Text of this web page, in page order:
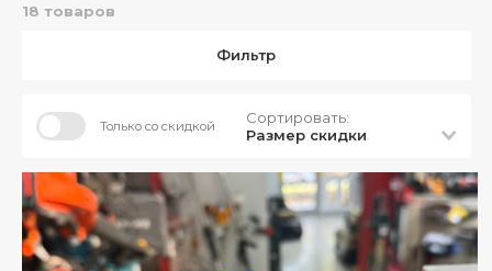
18 товаров
Фильтр
Только со скидкой
Сортировать:
Размер скидки